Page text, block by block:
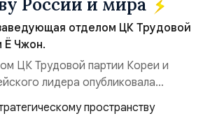
России и мира
отделом ЦК Трудовой
Ё Чжон.
ЦК Трудовой партии Кореи и
лидера опубликовала
в ответ на проведение Токио